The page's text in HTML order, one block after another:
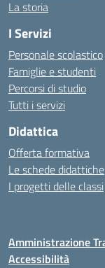
La storia
I Servizi
Personale scolastico
Famiglie e studenti
Percorsi di studio
Tutti i servizi
Didattica
Offerta formativa
Le schede didattiche
I progetti delle classi
Amministrazione
Accessibilità